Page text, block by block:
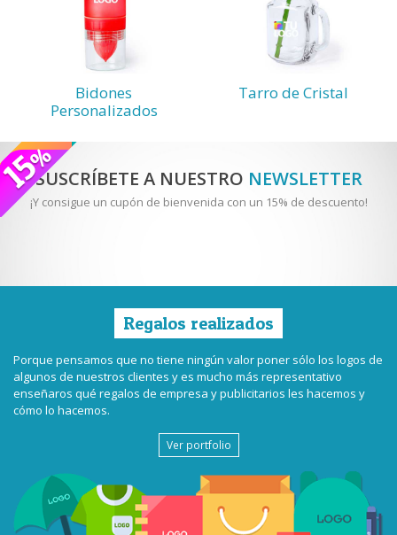
Bidones
Personalizados
Tarro de Cristal
SUSCRÍBETE A NUESTRO NEWSLETTER
¡Y consigue un cupón de bienvenida con un 15% de descuento!
Regalos realizados
Porque pensamos que no tiene ningún valor poner sólo los logos de
algunos de nuestros clientes y es mucho más representativo
enseñaros qué regalos de empresa y publicitarios les hacemos y
cómo lo hacemos.
Ver portfolio